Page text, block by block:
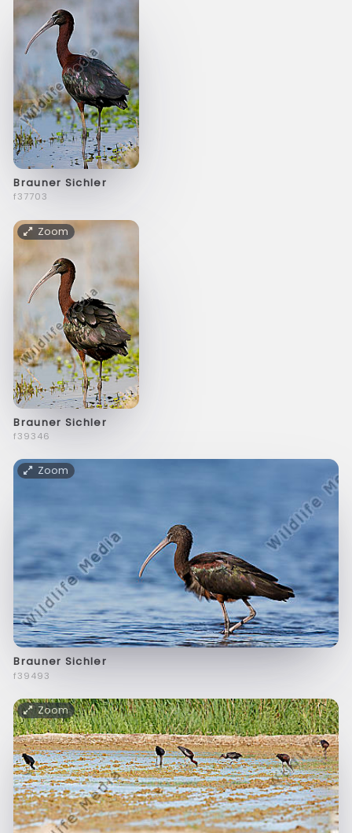
Brauner Sichler
f37703
Zoom
Brauner Sichler
f39346
Zoom
Brauner Sichler
f39493
Zoom